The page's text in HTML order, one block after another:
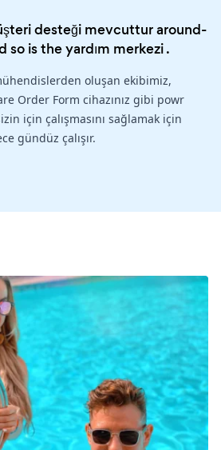
desteği mevcuttur around-
so is theyardım merkezi.
oluşan ekibimiz,
Order Form cihazınız gibi powr
için çalışmasını sağlamak için
gündüz çalışır.